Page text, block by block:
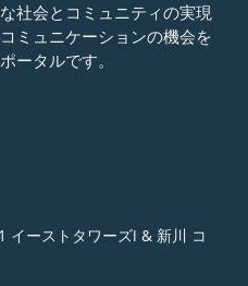
社会とコミュニティの実現
ミュニケーションの機会を
ータルです。
イーストタワーズⅠ & 新川 コ
当社に対し、提供物に関
独占的、サブライセンス
製、配布、派生著作物
るものとします。
らが使用等についての
提供物の権利を承継し